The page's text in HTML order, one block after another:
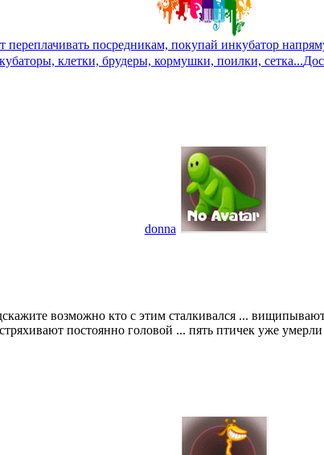
переплачивать посредникам, покупай инкубатор
клетки, брудеры, кормушки, поилки, сетка...
donna
возможно кто с этим сталкивался ...
постоянно головой ... пять птичек уже умерли